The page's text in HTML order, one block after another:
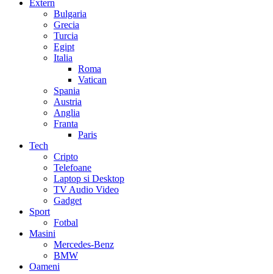
Extern
Bulgaria
Grecia
Turcia
Egipt
Italia
Roma
Vatican
Spania
Austria
Anglia
Franta
Paris
Tech
Cripto
Telefoane
Laptop si Desktop
TV Audio Video
Gadget
Sport
Fotbal
Masini
Mercedes-Benz
BMW
Oameni